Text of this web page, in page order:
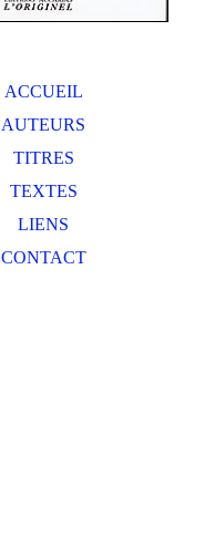
ACCUEIL
AUTEURS
TITRES
TEXTES
LIENS
CONTACT